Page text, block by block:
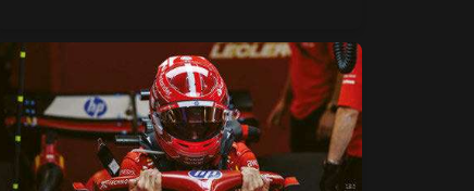
la scène musicale actuelle, devient son
ambassadeur. Un mariage naturel entre
style et authenticité. Par Hubert de la
Batte.